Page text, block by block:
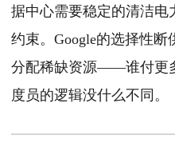
据中心需要稳定的清洁电
约束。Google的选择性
分配稀缺资源——谁付更
度员的逻辑没什么不同。